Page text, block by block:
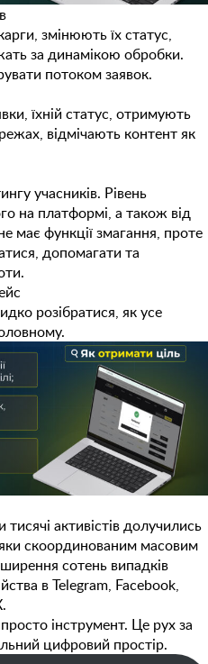
змінюють їх статус,
за динамікою обробки.
потоком заявок.
їхній статус, отримують
відмічають контент як
учасників. Рівень
на платформі, а також від
має функції змагання, проте
допомагати та
розібратися, як усе
тисячі активістівдолучились
скоординованим масовим
сотень випадків
в Telegram, Facebook,
інструмент. Це рух за
цифровий простір.